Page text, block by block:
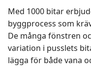
Med 1000 bitar
byggprocess som
De många fönstren
variation i pusslets
lägga för både vana